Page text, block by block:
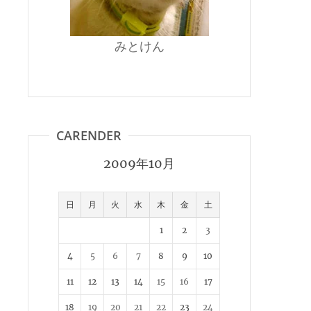
みとけん
CARENDER
2009年10月
日 月 火 水 木 金 土
1 2 3
4 5 6 7 8 9 10
11 12 13 14 15 16 17
18 19 20 21 22 23 24